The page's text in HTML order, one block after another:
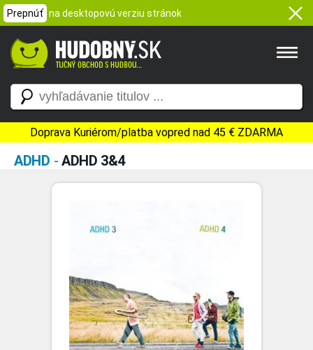
Prepnúť na desktopovú verziu stránok
Doprava Kuriérom/platba vopred nad 45 € ZDARMA
ADHD - ADHD 3&4